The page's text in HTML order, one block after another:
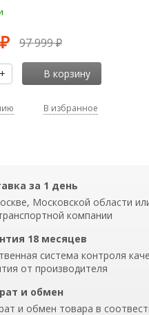
₽ 97 999₽
+ В корзину
В избранное
за 1 день
Московской области
компании
18 месяцев
система контроля
от производителя
и обмен
и обмен товара в